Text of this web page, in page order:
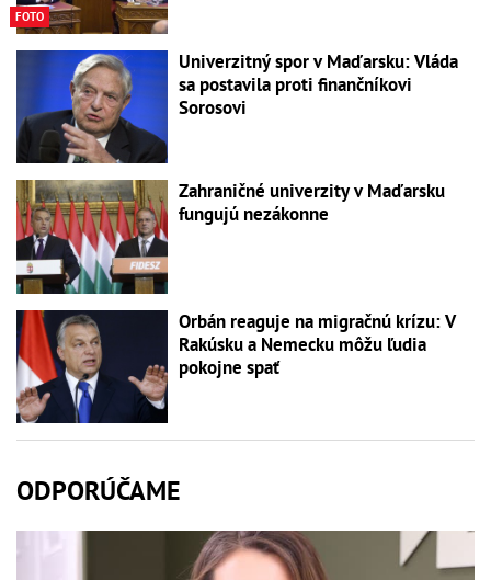
FOTO
Univerzitný spor v Maďarsku: Vláda
sa postavila proti finančníkovi
Sorosovi
Zahraničné univerzity v Maďarsku
fungujú nezákonne
Orbán reaguje na migračnú krízu: V
Rakúsku a Nemecku môžu ľudia
pokojne spať
ODPORÚČAME